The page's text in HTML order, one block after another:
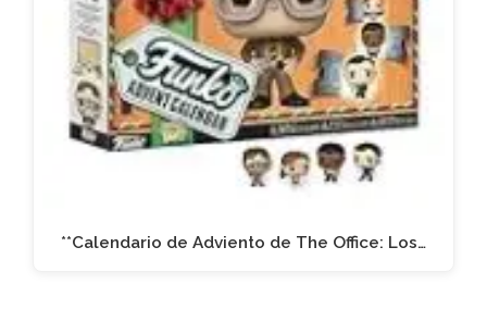
**Calendario de Adviento de The Office: Los…